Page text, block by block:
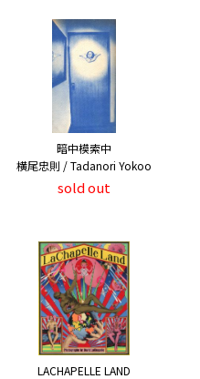
暗中模索中
横尾忠則 / Tadanori Yokoo
sold out
LACHAPELLE LAND